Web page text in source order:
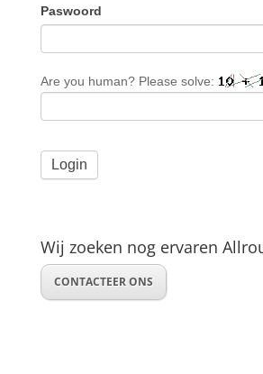
Paswoord
Are you human? Please solve:
Wij zoeken nog ervaren
CONTACTEER ONS